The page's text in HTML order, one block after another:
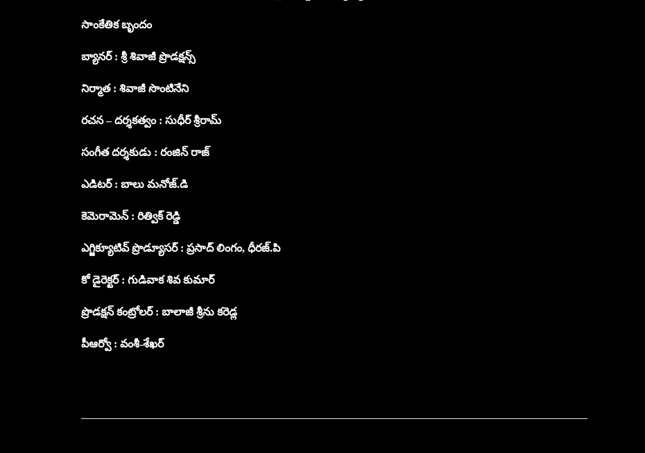
సాంకేతిక బృందం
బ్యానర్ : శ్రీ శివాజీ ప్రొడక్షన్స్
నిర్మాత : శివాజీ సొంటినేని
రచన – దర్శకత్వం : సుధీర్ శ్రీరామ్
సంగీత దర్శకుడు : రంజిన్ రాజ్
ఎడిటర్ : బాలు మనోజ్.డి
కెమెరామెన్ : రిత్విక్ రెడ్డి
ఎగ్జిక్యూటివ్ ప్రొడ్యూసర్‌ : ప్రసాద్ లింగం, ధీరజ్.పి
కో డైరెక్టర్ : గుడివాక శివ కుమార్
ప్రొడక్షన్ కంట్రోలర్ : బాలాజీ శ్రీను కరెడ్ల
పీఆర్వో : వంశీ-శేఖర్